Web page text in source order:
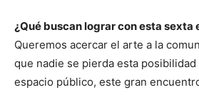
¿Qué buscan lograr con esta sexta
Queremos acercar el arte a la
que nadie se pierda esta
espacio público, este gran